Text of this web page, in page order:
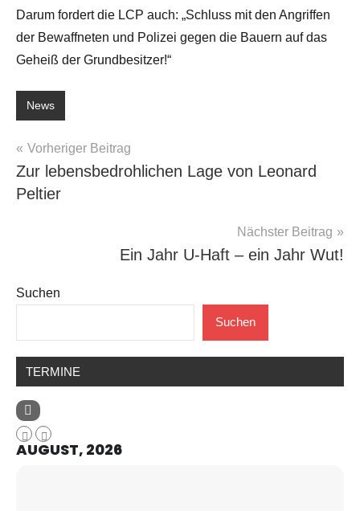
Darum fordert die LCP auch: „Schluss mit den Angriffen
der Bewaffneten und Polizei gegen die Bauern auf das
Geheiß der Grundbesitzer!“
News
Beitragsnavigation
Vorheriger Beitrag
Zur lebensbedrohlichen Lage von Leonard
Peltier
Nächster Beitrag
Ein Jahr U-Haft – ein Jahr Wut!
Suchen
Suchen
TERMINE
AUGUST, 2026